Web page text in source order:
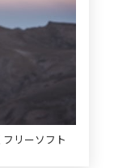
フリーソフト